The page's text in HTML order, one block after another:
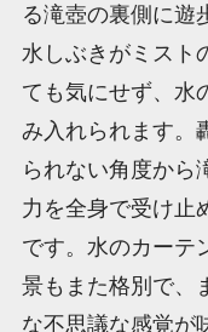
る滝壺の裏側に遊
水しぶきがミスト
ても気にせず、水
み入れられます。
られない角度から
力を全身で受け止
です。水のカーテ
景もまた格別で、
な不思議な感覚が